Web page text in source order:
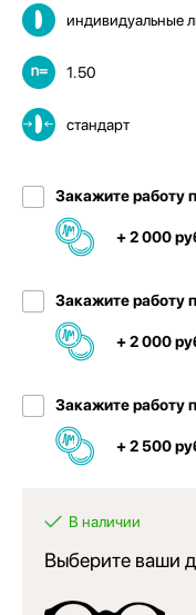
индивидуальные
1.50
стандарт
Закажите работу
+ 2 000
Закажите работу
+ 2 000
Закажите работу
+ 2 500
В наличии
Выберите ваши